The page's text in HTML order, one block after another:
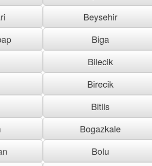
Beysehir
Biga
Bilecik
Birecik
Bitlis
Bogazkale
Bolu